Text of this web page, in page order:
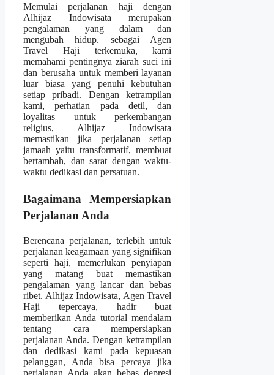
Memulai perjalanan haji dengan
Alhijaz Indowisata merupakan
pengalaman yang dalam dan
mengubah hidup. sebagai Agen
Travel Haji terkemuka, kami
memahami pentingnya ziarah suci ini
dan berusaha untuk memberi layanan
luar biasa yang penuhi kebutuhan
setiap pribadi. Dengan ketrampilan
kami, perhatian pada detil, dan
loyalitas untuk perkembangan
religius, Alhijaz Indowisata
memastikan jika perjalanan setiap
jamaah yaitu transformatif, membuat
bertambah, dan sarat dengan waktu-
waktu dedikasi dan persatuan.
Bagaimana Mempersiapkan
Perjalanan Anda
Berencana perjalanan, terlebih untuk
perjalanan keagamaan yang signifikan
seperti haji, memerlukan penyiapan
yang matang buat memastikan
pengalaman yang lancar dan bebas
ribet. Alhijaz Indowisata, Agen Travel
Haji tepercaya, hadir buat
memberikan Anda tutorial mendalam
tentang cara mempersiapkan
perjalanan Anda. Dengan ketrampilan
dan dedikasi kami pada kepuasan
pelanggan, Anda bisa percaya jika
perjalanan Anda akan bebas depresi